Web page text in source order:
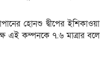
হোনশু দ্বীপের ইশিকাওয়া
এই কম্পনকে ৭.৬ মাত্রার বলে